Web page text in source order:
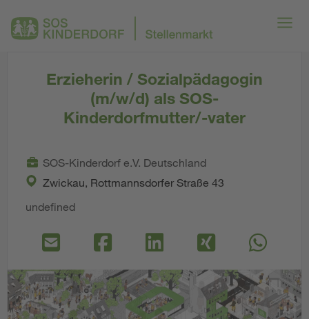
Erzieherin / Sozialpädagogin
(m/w/d) als SOS-
Kinderdorfmutter/-vater
SOS-Kinderdorf e.V. Deutschland
Zwickau, Rottmannsdorfer Straße 43
undefined